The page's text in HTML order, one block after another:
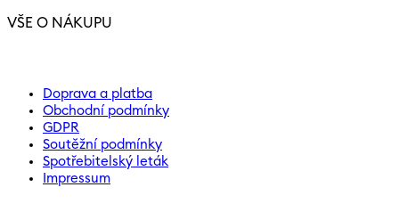
VŠE O NÁKUPU
Doprava a platba
Obchodní podmínky
GDPR
Soutěžní podmínky
Spotřebitelský leták
Impressum